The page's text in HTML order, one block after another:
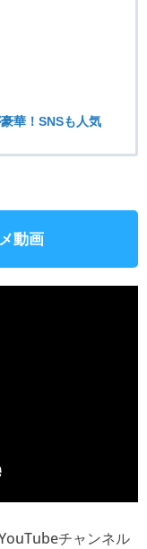
華！SNSも人気
動画
チャンネル